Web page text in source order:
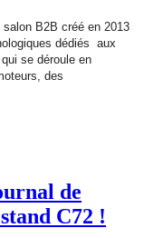
B2B créé en 2013
dédiés aux
se déroule en
des
de
C72 !